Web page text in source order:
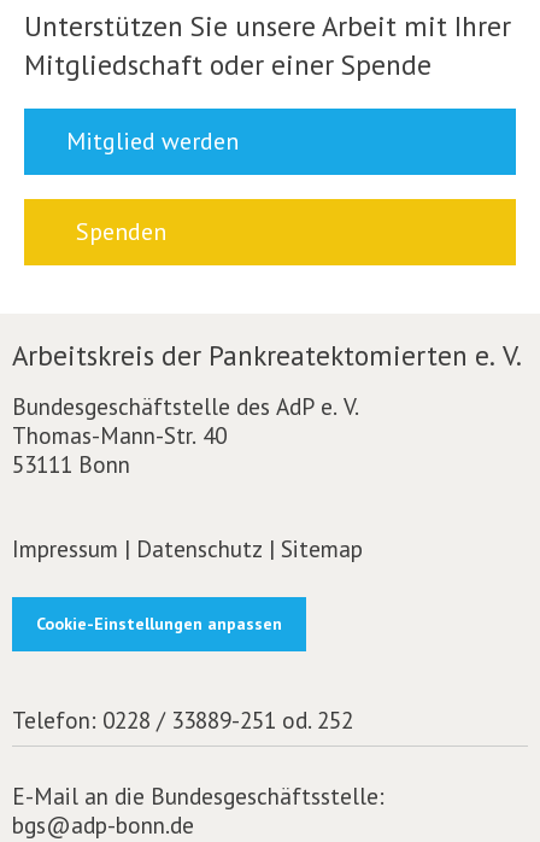
Unterstützen Sie unsere Arbeit mit Ihrer
Mitgliedschaft oder einer Spende
Mitglied werden
Spenden
Arbeitskreis der Pankreatektomierten e. V.
Bundesgeschäftstelle des AdP e. V.
Thomas-Mann-Str. 40
53111 Bonn
Impressum | Datenschutz | Sitemap
Cookie-Einstellungen anpassen
Telefon: 0228 / 33889-251 od. 252
E-Mail an die Bundesgeschäftsstelle:
bgs@adp-bonn.de